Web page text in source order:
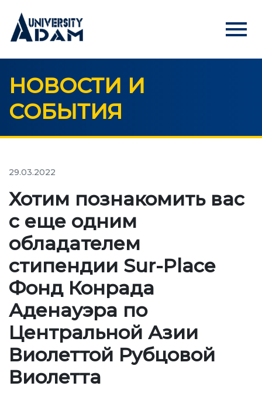
menu
Русский Кыргызча English
ГЛАВНАЯ
АБИТУРИЕНТАМ
УНИВЕРСИТЕТ
О нас
Обращение ректора
Регламентирующие документы
Руководство
Коллегиальные органы
Подразделения
Нормативные документы
Предложения и жалобы
НОВОСТИ И
СОБЫТИЯ
29.03.2022
Хотим познакомить вас
с еще одним
обладателем
стипендии Sur-Place
Фонд Конрада
Аденауэра по
Центральной Азии
Виолеттой Рубцовой
Виолетта